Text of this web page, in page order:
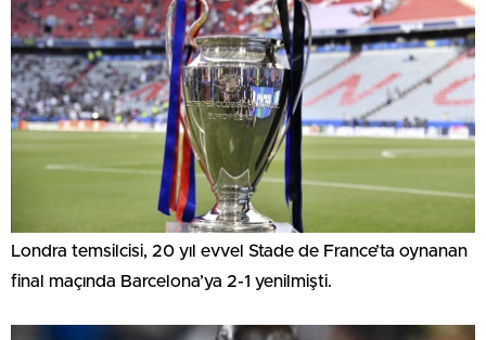
Londra temsilcisi, 20 yıl evvel Stade de France’ta oynanan
final maçında Barcelona’ya 2-1 yenilmişti.